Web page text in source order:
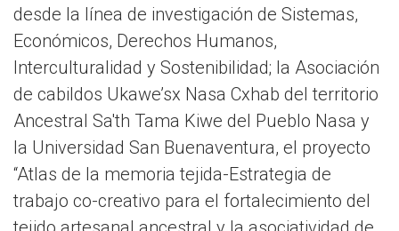
desde la línea de investigación de Sistemas,
Económicos, Derechos Humanos,
Interculturalidad y Sostenibilidad; la Asociación
de cabildos Ukawe’sx Nasa Cxhab del territorio
Ancestral Sa'th Tama Kiwe del Pueblo Nasa y
la Universidad San Buenaventura, el proyecto
“Atlas de la memoria tejida-Estrategia de
trabajo co-creativo para el fortalecimiento del